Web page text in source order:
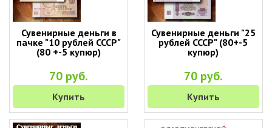
Сувенирные деньги в
пачке "10 рублей СССР"
(80 +-5 купюр)
70 руб.
Купить
Сувенирные деньги "25
рублей СССР" (80+-5
купюр)
70 руб.
Купить